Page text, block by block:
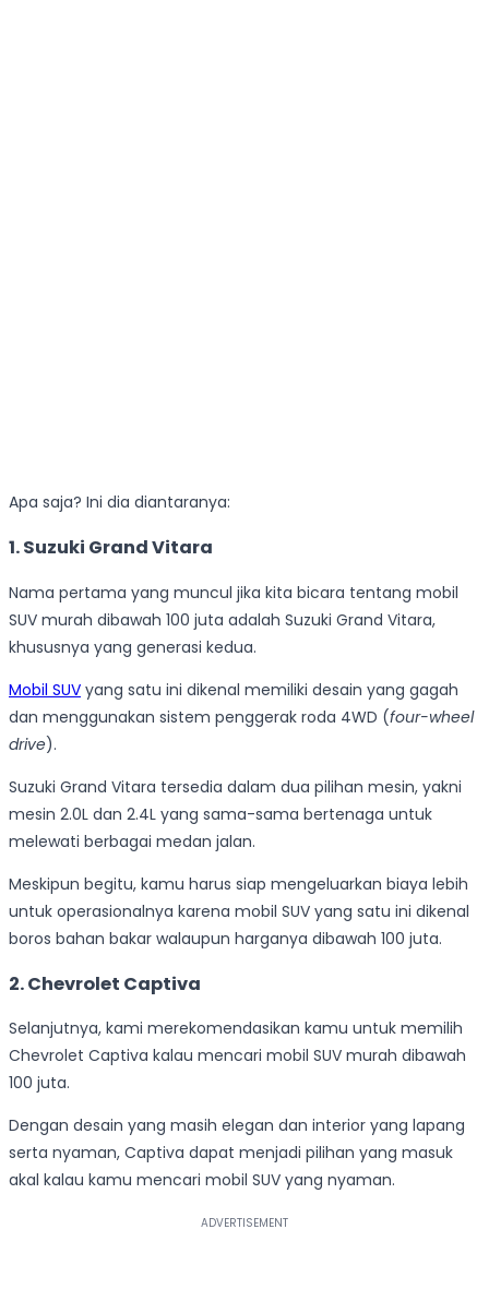
Apa saja? Ini dia diantaranya:
1.Suzuki Grand Vitara
Nama pertama yang muncul jika kita bicara tentang mobil
SUV murah dibawah 100 juta adalah Suzuki Grand Vitara,
khususnya yang generasi kedua.
Mobil SUV yang satu ini dikenal memiliki desain yang gagah
dan menggunakan sistem penggerak roda 4WD (four-wheel
drive).
Suzuki Grand Vitara tersedia dalam dua pilihan mesin, yakni
mesin 2.0L dan 2.4L yang sama-sama bertenaga untuk
melewati berbagai medan jalan.
Meskipun begitu, kamu harus siap mengeluarkan biaya lebih
untuk operasionalnya karena mobil SUV yang satu ini dikenal
boros bahan bakar walaupun harganya dibawah 100 juta.
2.Chevrolet Captiva
Selanjutnya, kami merekomendasikan kamu untuk memilih
Chevrolet Captiva kalau mencari mobil SUV murah dibawah
100 juta.
Dengan desain yang masih elegan dan interior yang lapang
serta nyaman, Captiva dapat menjadi pilihan yang masuk
akal kalau kamu mencari mobil SUV yang nyaman.